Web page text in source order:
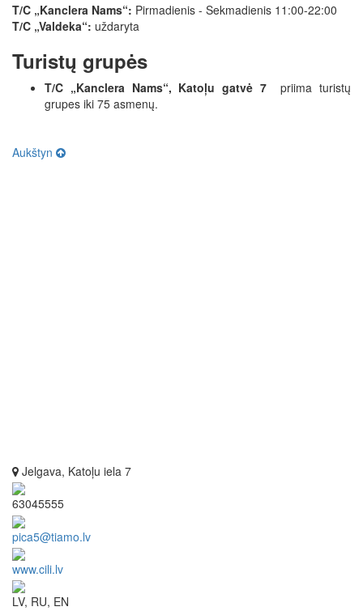
T/C „Kanclera Nams“: Pirmadienis - Sekmadienis 11:00-22:00
T/C „Valdeka“: uždaryta
Turistų grupės
T/C „Kanclera Nams“, Katoļu gatvė 7priima turistų
grupes iki 75 asmenų.
Aukštyn
Jelgava, Katoļu iela 7
63045555
pica5@tiamo.lv
www.cili.lv
LV, RU, EN